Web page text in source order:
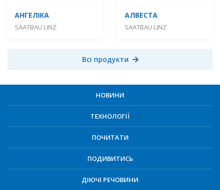
АНГЕЛІКА
SAATBAU LINZ
АЛВЕСТА
SAATBAU LINZ
Всі продукти
НОВИНИ
ТЕХНОЛОГІЇ
ПОЧИТАТИ
ПОДИВИТИСЬ
ДІЮЧІ РЕЧОВИНИ